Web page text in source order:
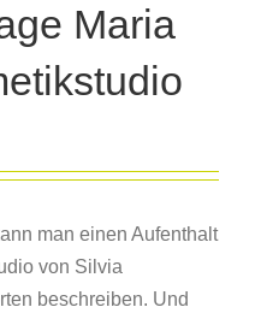
Maria
man einen Aufenthalt
von Silvia
beschreiben. Und